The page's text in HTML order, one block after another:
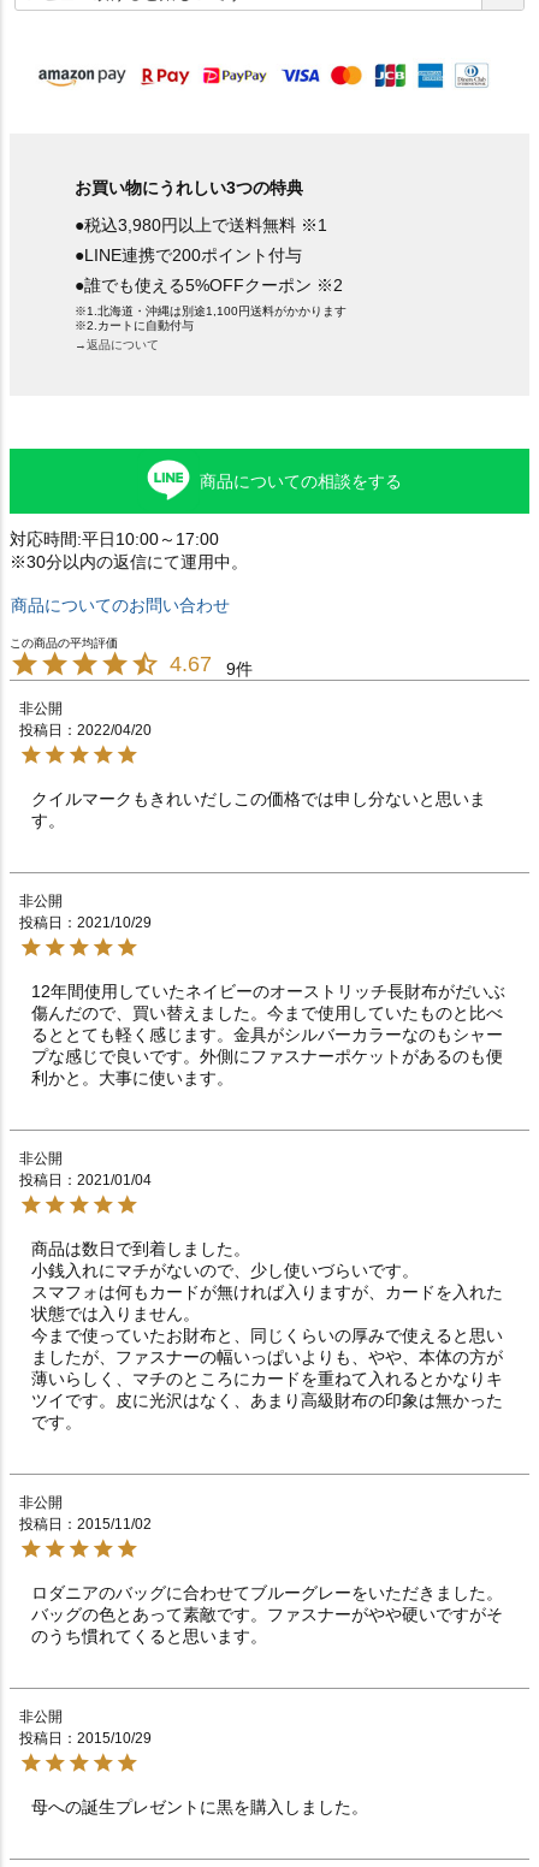
須
お買い物にうれしい3つの特典
●税込3,980円以上で送料無料 ※1
●LINE連携で200ポイント付与
●誰でも使える5%OFFクーポン ※2
※1.北海道・沖縄は別途1,100円送料がかかります
※2.カートに自動付与
→返品について
商品についての相談をする
対応時間:平日10:00～17:00
※30分以内の返信にて運用中。
商品についてのお問い合わせ
4.67 9
非公開
投稿日
2022/04/20
クイルマークもきれいだしこの価格では申し分ないと思いま
す。
非公開
投稿日
2021/10/29
12年間使用していたネイビーのオーストリッチ長財布がだいぶ
傷んだので、買い替えました。今まで使用していたものと比べ
るととても軽く感じます。金具がシルバーカラーなのもシャー
プな感じで良いです。外側にファスナーポケットがあるのも便
利かと。大事に使います。
非公開
投稿日
2021/01/04
商品は数日で到着しました。
小銭入れにマチがないので、少し使いづらいです。
スマフォは何もカードが無ければ入りますが、カードを入れた
状態では入りません。
今まで使っていたお財布と、同じくらいの厚みで使えると思い
ましたが、ファスナーの幅いっぱいよりも、やや、本体の方が
薄いらしく、マチのところにカードを重ねて入れるとかなりキ
ツイです。皮に光沢はなく、あまり高級財布の印象は無かった
です。
非公開
投稿日
2015/11/02
ロダニアのバッグに合わせてブルーグレーをいただきました。
バッグの色とあって素敵です。ファスナーがやや硬いですがそ
のうち慣れてくると思います。
非公開
投稿日
2015/10/29
母への誕生プレゼントに黒を購入しました。